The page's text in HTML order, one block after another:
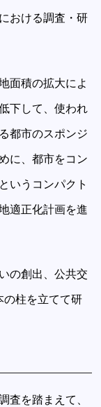
おける調査・研
面積の拡大によ
下して、使われ
都市のスポンジ
に、都市をコン
いうコンパクト
適正化計画を進
の創出、公共交
の柱を立てて研
査を踏まえて、